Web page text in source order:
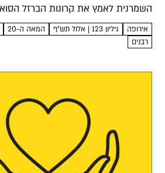
השמרנית לאמץ את קרונות הברזל
חדשות בדרך עתיקה זאב קיציס במשפט
ברכבת"...
אירופה גיליון 123 | אלול תש"ף המאה ה-20
רבנים